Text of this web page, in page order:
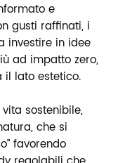
e
gusti raffinati, i
investire in idee
ad impatto zero,
il lato estetico.
sostenibile,
che si
favorendo